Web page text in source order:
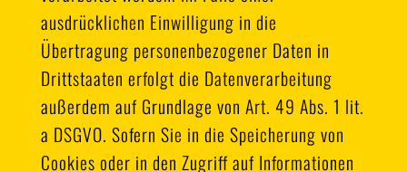
ausdrücklichen Einwilligung in die
Übertragung personenbezogener Daten in
Drittstaaten erfolgt die Datenverarbeitung
außerdem auf Grundlage von Art. 49 Abs. 1 lit.
a DSGVO. Sofern Sie in die Speicherung von
Cookies oder in den Zugriff auf Informationen